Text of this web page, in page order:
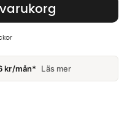
kr/mån* Läs mer